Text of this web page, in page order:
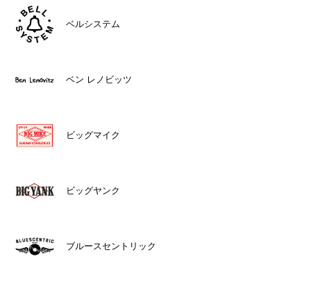
ベルシステム
ベン レノビッツ
ビッグマイク
ビッグヤンク
ブルースセントリック